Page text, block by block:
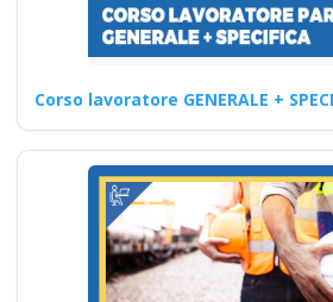
nuovo Accordo
apri paprire
centro di
ente scuola
bilaterale
Formazione
practices e compliance
Corso lavoratore GENERALE +